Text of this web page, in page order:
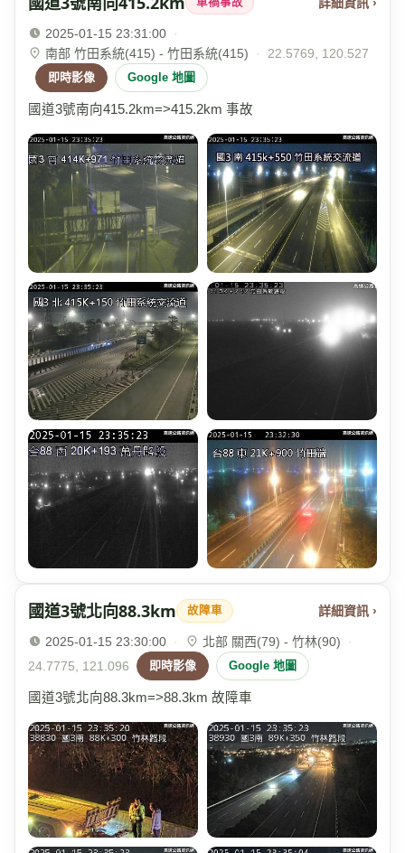
車禍事故
2025-01-15 23:31:00
·
南部 竹田系統(415) - 竹田系統(415)
· 22.5769, 120.527
即時影像 Google 地圖
國道3號南向415.2km=>415.2km 事故
國道3號北向88.3km 故障車 詳細資訊 ›
2025-01-15 23:30:00 · 北部 關西(79) - 竹林(90)
·
24.7775, 121.096
即時影像 Google 地圖
國道3號北向88.3km=>88.3km 故障車